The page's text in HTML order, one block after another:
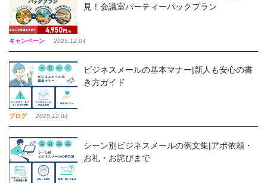
キャンペーン 2025,12,04
見！会議室パーティーパックプラン
ブログ 2025,12,04
ビジネスメールの基本マナー|新人も安心の書
き方ガイド
シーン別ビジネスメールの例文集|アポ依頼・
お礼・お詫びまで